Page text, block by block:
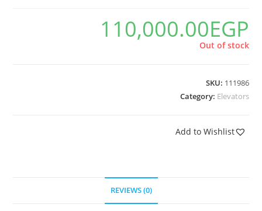
110,000.00EGP
Out of stock
SKU: 111986
Category: Elevators
Add to Wishlist
REVIEWS (0)